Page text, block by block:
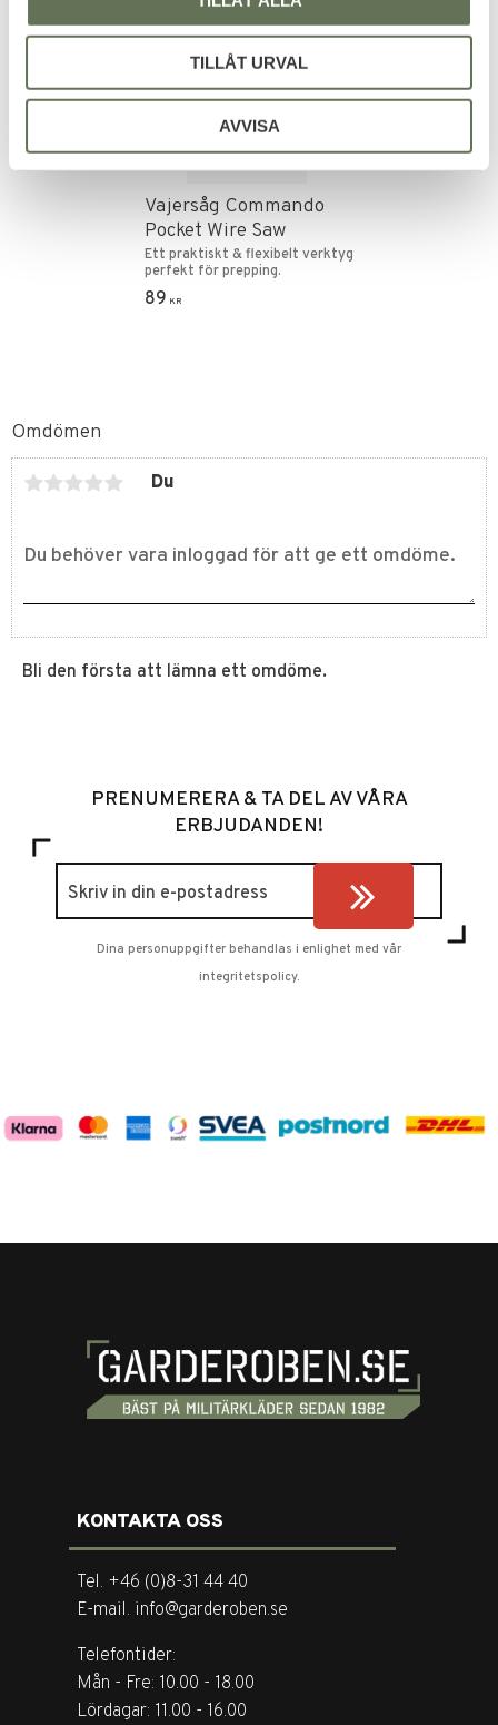
TILLÅT URVAL
AVVISA
Omdömen
Du
Bli den första att lämna ett omdöme.
Lägg till i favoriter
Vajersåg Commando
Pocket Wire Saw
Ett praktiskt & flexibelt verktyg
perfekt för prepping.
89 KR
PRENUMERERA & TA DEL AV VÅRA
ERBJUDANDEN!
Dina personuppgifter behandlas i enlighet med vår
integritetspolicy.
KONTAKTA OSS
Tel. +46 (0)8-31 44 40
E-mail. info@garderoben.se
Telefontider:
Mån - Fre: 10.00 - 18.00
Lördagar: 11.00 - 16.00